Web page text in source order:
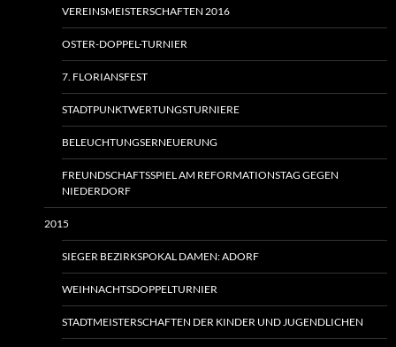
VEREINSMEISTERSCHAFTEN 2016
OSTER-DOPPEL-TURNIER
7. FLORIANSFEST
STADTPUNKTWERTUNGSTURNIERE
BELEUCHTUNGSERNEUERUNG
FREUNDSCHAFTSSPIEL AM REFORMATIONSTAG GEGEN
NIEDERDORF
2015
SIEGER BEZIRKSPOKAL DAMEN: ADORF
WEIHNACHTSDOPPELTURNIER
STADTMEISTERSCHAFTEN DER KINDER UND JUGENDLICHEN